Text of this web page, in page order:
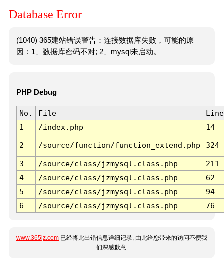
Database Error
(1040) 365建站错误警告：连接数据库失败，可能的原
因：1、数据库密码不对; 2、mysql未启动。
PHP Debug
No. File
Line
1
/index.php 14
2 /source/function/function_extend.php 324
3 /source/class/jzmysql.class.php
211
4
/source/class/jzmysql.class.php
62
5
/source/class/jzmysql.class.php
94
6
/source/class/jzmysql.class.php 76
www.365jz.com 已经将此出错信息详细记录, 由此给您带来的访问不便我
们深感歉意.